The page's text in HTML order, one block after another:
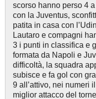
scorso hanno perso 4 a
con la Juventus,
patita in casa con
Lautaro e compagni
3 i punti in classifica e
formata da Napoli e
difficoltà, la squadra
subisce e fa gol con
9 all’attivo, nei numeri
miglior attacco del